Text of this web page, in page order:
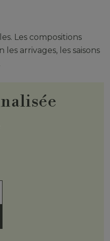
Les compositions
arrivages, les saisons